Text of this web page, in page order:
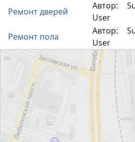
Ремонт дверей
Автор:
User
Ремонт пола
Автор:
User